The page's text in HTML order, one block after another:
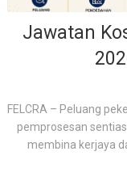
Jawatan
FELCRA – Peluang
pemprosesan
membina kerjaya